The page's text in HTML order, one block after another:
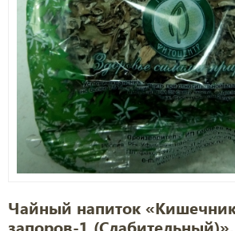
Чайный напиток
запоров-1